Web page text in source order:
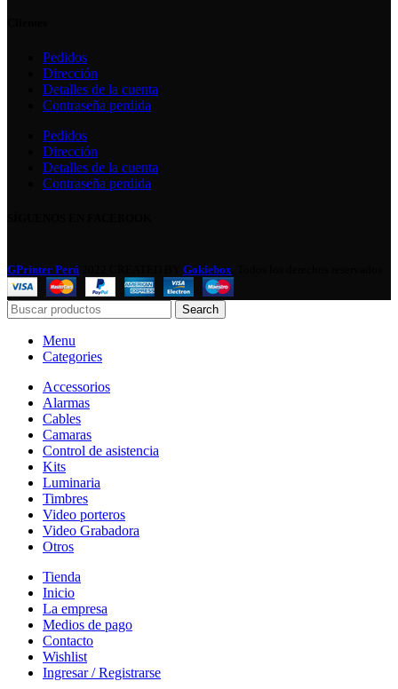
Pedidos
Dirección
Detalles de la cuenta
Contraseña perdida
Pedidos
Dirección
Detalles de la cuenta
Contraseña perdida
GPrinter Perú Gokiebox
Search
Menu
Categories
Accessorios
Alarmas
Cables
Camaras
Control de asistencia
Kits
Luminaria
Timbres
Video porteros
Video Grabadora
Otros
Tienda
Inicio
La empresa
Medios de pago
Contacto
Wishlist
Ingresar / Registrarse